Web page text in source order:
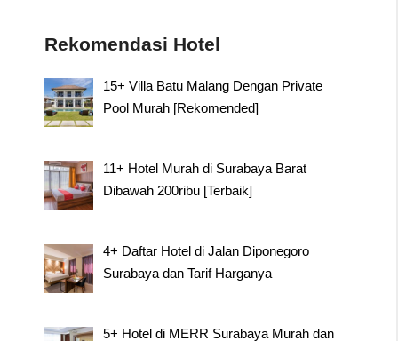
Rekomendasi Hotel
15+ Villa Batu Malang Dengan Private
Pool Murah [Rekomended]
11+ Hotel Murah di Surabaya Barat
Dibawah 200ribu [Terbaik]
4+ Daftar Hotel di Jalan Diponegoro
Surabaya dan Tarif Harganya
5+ Hotel di MERR Surabaya Murah dan